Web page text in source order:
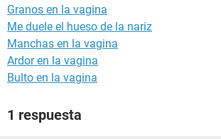
Granos en la vagina
Me duele el hueso de la nariz
Manchas en la vagina
Ardor en la vagina
Bulto en la vagina
1 respuesta